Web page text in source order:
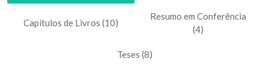
Capítulos de Livros (10)
Resumo em Conferência
(4)
Teses (8)